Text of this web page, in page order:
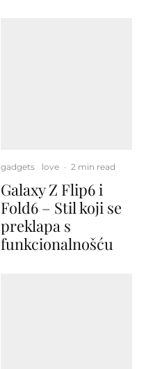
gadgets love · 2 min read
Galaxy Z Flip6 i
Fold6 – Stil koji se
preklapa s
funkcionalnošću